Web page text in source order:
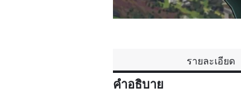
รายละเอียด
คำอธิบาย